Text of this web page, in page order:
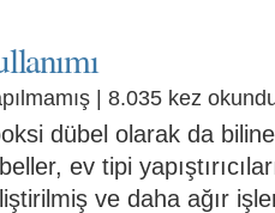
| 8.035 kez
dübel olarak da
ev tipi
ve daha ağır